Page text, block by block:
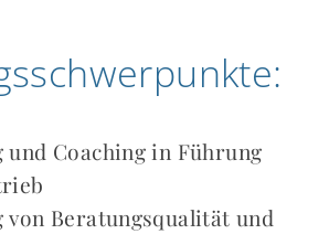
Coaching in Führung
Beratungsqualität und